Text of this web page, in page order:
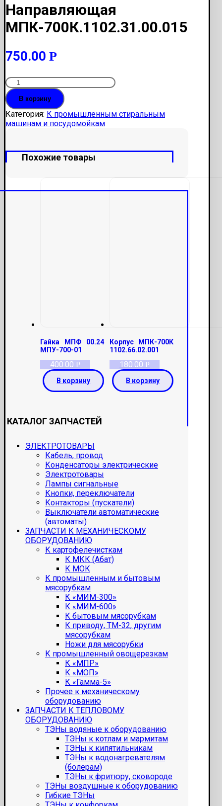
Направляющая
МПК-700К.1102.31.00.015
750.00 Р
Количество
Направляющая
МПК-700К.1102.31.00.015
В корзину
Категория: К промышленным стиральным
машинам и посудомойкам
Похожие товары
Гайка МПФ 00.24
МПУ-700-01
400.00 Р
В корзину
Корпус МПК-700К
1102.66.02.001
180.00 Р
В корзину
КАТАЛОГ ЗАПЧАСТЕЙ
ЭЛЕКТРОТОВАРЫ
Кабель, провод
Конденсаторы электрические
Электротовары
Лампы сигнальные
Кнопки, переключатели
Контакторы (пускатели)
Выключатели автоматические
(автоматы)
ЗАПЧАСТИ К МЕХАНИЧЕСКОМУ
ОБОРУДОВАНИЮ
К картофелечисткам
К МКК (Абат)
К МОК
К промышленным и бытовым
мясорубкам
К «МИМ-300»
К «МИМ-600»
К бытовым мясорубкам
К приводу, ТМ-32, другим
мясорубкам
Ножи для мясорубки
К промышленный овощерезкам
К «МПР»
К «МОП»
К «Гамма-5»
Прочее к механическому
оборудованию
ЗАПЧАСТИ К ТЕПЛОВОМУ
ОБОРУДОВАНИЮ
ТЭНы водяные к оборудованию
ТЭНы к котлам и мармитам
ТЭНы к кипятильникам
ТЭНы к водонагревателям
(болерам)
ТЭНы к фритюру, сковороде
ТЭНы воздушные к оборудованию
Гибкие ТЭНы